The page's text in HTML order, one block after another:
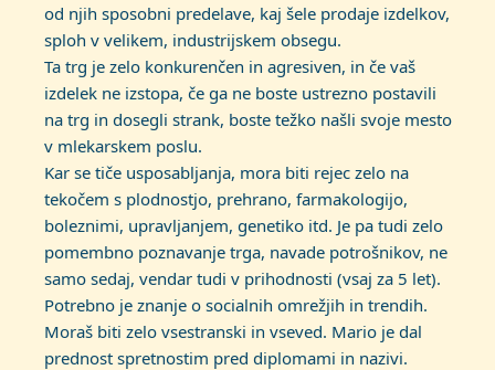
od njih sposobni predelave, kaj šele prodaje izdelkov,
sploh v velikem, industrijskem obsegu.
Ta trg je zelo konkurenčen in agresiven, in če vaš
izdelek ne izstopa, če ga ne boste ustrezno postavili
na trg in dosegli strank, boste težko našli svoje mesto
v mlekarskem poslu.
Kar se tiče usposabljanja, mora biti rejec zelo na
tekočem s plodnostjo, prehrano, farmakologijo,
boleznimi, upravljanjem, genetiko itd. Je pa tudi zelo
pomembno poznavanje trga, navade potrošnikov, ne
samo sedaj, vendar tudi v prihodnosti (vsaj za 5 let).
Potrebno je znanje o socialnih omrežjih in trendih.
Moraš biti zelo vsestranski in vseved. Mario je dal
prednost spretnostim pred diplomami in nazivi.